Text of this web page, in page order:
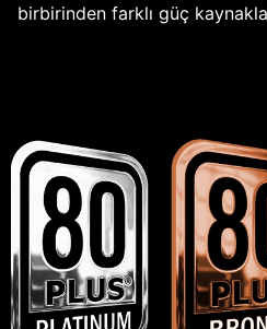
birbirinden farklı güç